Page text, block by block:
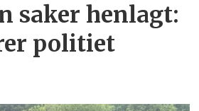
saker henlagt:
politiet